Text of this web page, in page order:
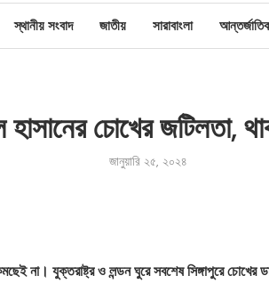
স্থানীয় সংবাদ জাতীয় সারাবাংলা
চোখের জটিলতা,
জানুয়ারি ২৫, ২০২৪
না। যুক্তরাষ্ট্র ও লন্ডন ঘুরে সবশেষ সিঙ্গাপুরে চোখের